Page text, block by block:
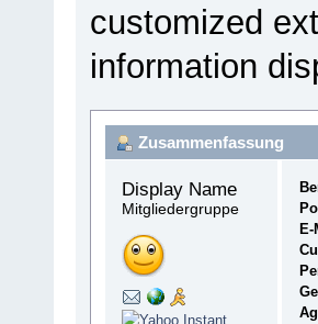
customized
information
Zusammenfassung
Display Name
Mitgliedergruppe